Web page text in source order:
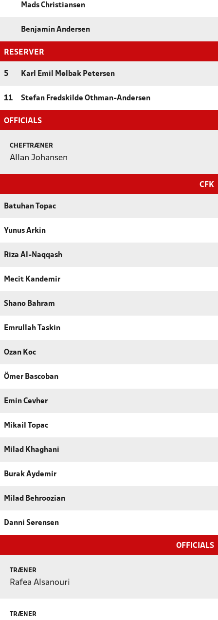
Mads Christiansen
Benjamin Andersen
RESERVER
5 Karl Emil Mølbak Petersen
11 Stefan Fredskilde Othman-Andersen
OFFICIALS
CHEFTRÆNER
Allan Johansen
CFK
Batuhan Topac
Yunus Arkin
Riza Al-Naqqash
Mecit Kandemir
Shano Bahram
Emrullah Taskin
Ozan Koc
Ömer Bascoban
Emin Cevher
Mikail Topac
Milad Khaghani
Burak Aydemir
Milad Behroozian
Danni Sørensen
OFFICIALS
TRÆNER
Rafea Alsanouri
TRÆNER